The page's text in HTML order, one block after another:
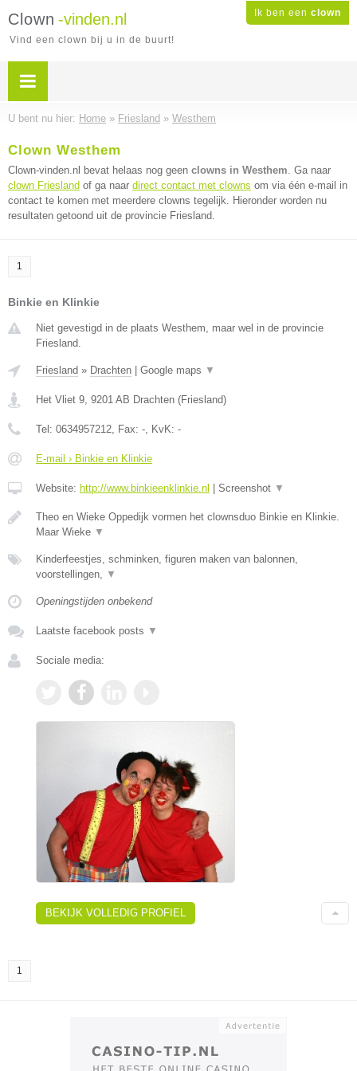
Ik ben een clown
Clown -vinden.nl
Vind een clown bij u in de buurt!
U bent nu hier: Home » Friesland » Westhem
Clown Westhem
Clown-vinden.nl bevat helaas nog geen clowns in Westhem. Ga naar
clown Friesland of ga naar direct contact met clowns om via één e-mail in
contact te komen met meerdere clowns tegelijk. Hieronder worden nu
resultaten getoond uit de provincie Friesland.
1
Binkie en Klinkie
Niet gevestigd in de plaats Westhem, maar wel in de provincie
Friesland.
Friesland » Drachten Google maps ▼
Het Vliet 9, 9201 AB Drachten (Friesland)
Tel: 0634957212, Fax: -, KvK: -
E-mail › Binkie en Klinkie
Website: http://www.binkieenklinkie.nl Screenshot ▼
Theo en Wieke Oppedijk vormen het clownsduo Binkie en Klinkie.
Maar Wieke ▼
Kinderfeestjes, schminken, figuren maken van balonnen,
voorstellingen, ▼
Openingstijden onbekend
Laatste facebook posts ▼
Sociale media:
BEKIJK VOLLEDIG PROFIEL
1